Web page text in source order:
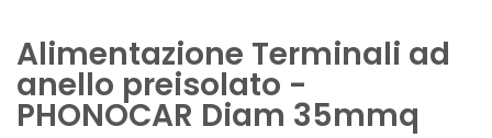
Alimentazione Terminali ad
anello preisolato -
PHONOCAR Diam 35mmq